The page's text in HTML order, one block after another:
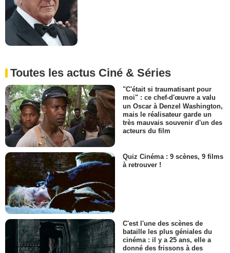
Toutes les actus Ciné & Séries
"C'était si traumatisant pour
moi" : ce chef-d'œuvre a valu
un Oscar à Denzel Washington,
mais le réalisateur garde un
très mauvais souvenir d'un des
acteurs du film
Quiz Cinéma : 9 scènes, 9 films
à retrouver !
C'est l'une des scènes de
bataille les plus géniales du
cinéma : il y a 25 ans, elle a
donné des frissons à des